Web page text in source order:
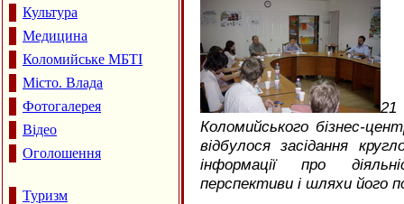
Культура
Медицина
Коломийське МБТІ
Місто. Влада
Фотогалерея
Відео
Оголошення
Туризм
Коломийського бізнес-
відбулося засідання
інформації про
перспективи і шляхи його